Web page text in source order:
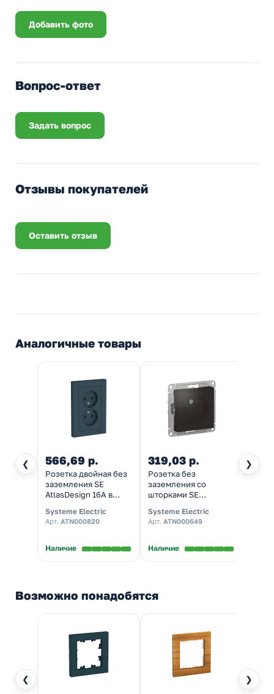
Добавить фото
Вопрос-ответ
Задать вопрос
Отзывы покупателей
Оставить отзыв
Аналогичные товары
❮ ❯
566,69 р.
Розетка двойная без
заземления SE
AtlasDesign 16А в
Systeme Electric
Арт. ATN000820
Наличие
319,03 р.
Розетка без
заземления со
шторками SE
мокко [уп 10 шт]
Systeme Electric
Арт. ATN000649
Наличие
Возможно понадобятся
❮ ❯